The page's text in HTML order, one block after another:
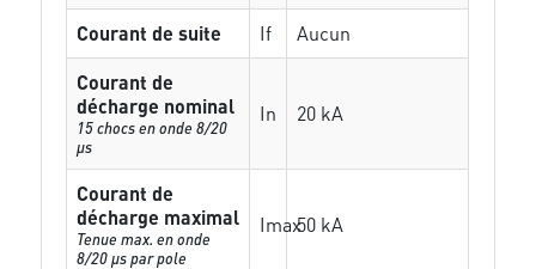
Courant de suite If
Aucun
Courant de
décharge nominal
15 chocs en onde 8/20
µs
In 20 kA
Courant de
décharge maximal
Tenue max. en onde
8/20 µs par pole
Imax50 kA